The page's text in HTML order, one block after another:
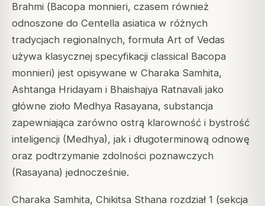
Brahmi (Bacopa monnieri, czasem również
odnoszone do Centella asiatica w różnych
tradycjach regionalnych, formuła Art of Vedas
używa klasycznej specyfikacji classical Bacopa
monnieri) jest opisywane w Charaka Samhita,
Ashtanga Hridayam i Bhaishajya Ratnavali jako
główne zioło Medhya Rasayana, substancja
zapewniająca zarówno ostrą klarowność i bystrość
inteligencji (Medhya), jak i długoterminową odnowę
oraz podtrzymanie zdolności poznawczych
(Rasayana) jednocześnie.
Charaka Samhita, Chikitsa Sthana rozdział 1 (sekcja